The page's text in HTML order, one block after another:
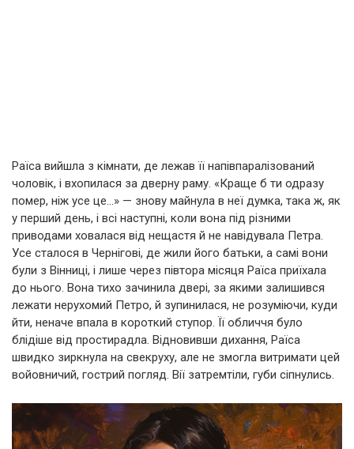
Раїса вийшла з кімнати, де лежав її напівпаралізований
чоловік, і вхопилася за дверну раму. «Краще б ти одразу
помер, ніж усе це…» — знову майнула в неї думка, така ж, як
у перший день, і всі наступні, коли вона під різними
приводами ховалася від нещастя й не навідувала Петра.
Усе сталося в Чернігові, де жили його батьки, а самі вони
були з Вінниці, і лише через півтора місяця Раїса приїхала
до нього. Вона тихо зачинила двері, за якими залишився
лежати нерухомий Петро, й зупинилася, не розуміючи, куди
йти, неначе впала в короткий ступор. Її обличчя було
блідіше від простирадла. Відновивши дихання, Раїса
швидко зиркнула на свекруху, але не змогла витримати цей
войовничий, гострий погляд. Вії затремтіли, губи сіпнулись.